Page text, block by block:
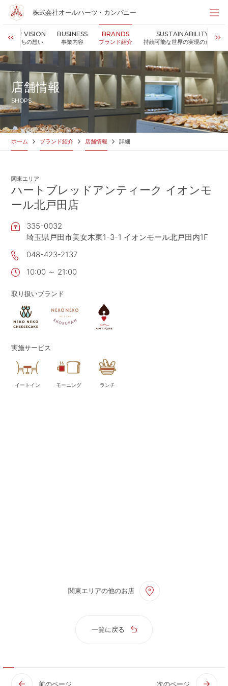
株式会社オールハーツ・カンパニー
OUR VISION
私たちの想い
BUSINESS
事業内容
BRANDS
ブランド紹介
SUSTAINABILITY
持続可能な世界の実現のために
株式会社オールハーツ・カンパニー
店舗検索
HOME
NEWS お知らせ
OUR VISION 私たちの想い
MESSAGE 代表メッセージ
VALUES
BUSINESS 事業内容
SHOP 店舗情報
SUSTAINABILITY
APP
PRIVACY POLICY
RECRUIT 2027 新卒採用
RECRUIT 採用情報
ALL HEARTS MALL
OGGI ONLINE STORE オッジオンラインストア
店舗情報
SHOPS
ホーム ブランド紹介 店舗情報 詳細
関東エリア
ハートブレッドアンティーク イオンモ
ール北戸田店
335-0032
埼玉県戸田市美女木東1-3-1 イオンモール北戸田内1F
048-423-2137
10:00 ～ 21:00
取り扱いブランド
実施サービス
イートイン モーニング ランチ
関東エリアの他のお店
一覧に戻る
前のページ 次のページ